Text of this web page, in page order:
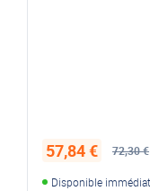
72,30 €
57,84 €
Disponible